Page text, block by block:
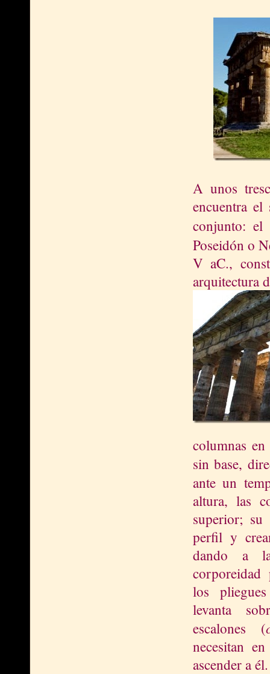
A unos
encuentra
conjunto: el
Poseidón o
V aC.,
arquitectura
columnas
sin base,
ante un
altura, las
superior; su
perfil y
dando a
los
levanta
escalones (
necesitan
ascender a él.